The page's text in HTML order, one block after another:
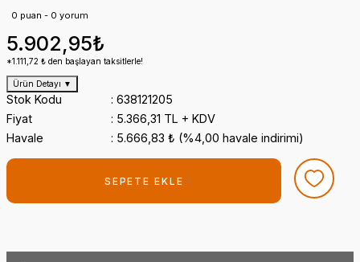
0 puan - 0 yorum
5.902,95₺
*1.111,72 ₺ den başlayan taksitlerle!
Ürün Detayı ▼
Stok Kodu
638121205
Fiyat
5.366,31 TL + KDV
Havale
5.666,83 ₺ (%4,00 havale indirimi)
SEPETE EKLE